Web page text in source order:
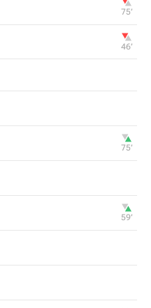
75‎’‎
46‎’‎
75‎’‎
59‎’‎